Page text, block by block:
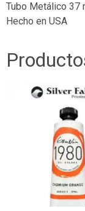
Tubo Metálico 37
Hecho en USA